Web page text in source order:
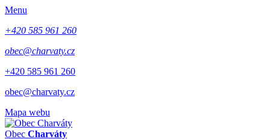
Menu
+420 585 961 260
obec@charvaty.cz
+420 585 961 260
obec@charvaty.cz
Mapa webu
Obec Charváty